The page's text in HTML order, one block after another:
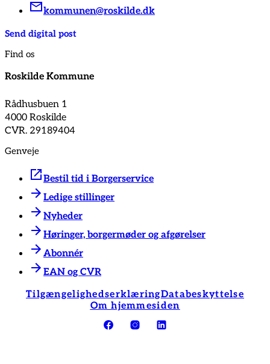
kommunen@roskilde.dk
Send digital post
Find os
Roskilde Kommune
Rådhusbuen 1
4000 Roskilde
CVR. 29189404
Genveje
Bestil tid i Borgerservice
Ledige stillinger
Nyheder
Høringer, borgermøder og afgørelser
Abonnér
EAN og CVR
TilgængelighedserklæringDatabeskyttelse
Om hjemmesiden